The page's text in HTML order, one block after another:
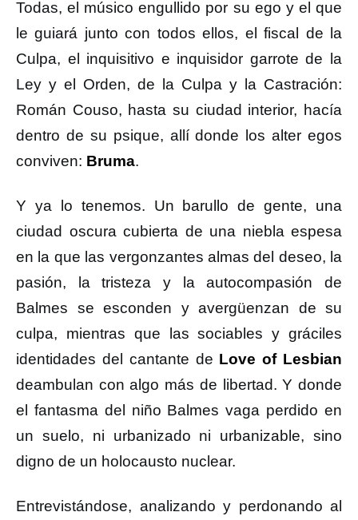
Todas, el músico engullido por su ego y el que
le guiará junto con todos ellos, el fiscal de la
Culpa, el inquisitivo e inquisidor garrote de la
Ley y el Orden, de la Culpa y la Castración:
Román Couso, hasta su ciudad interior, hacía
dentro de su psique, allí donde los alter egos
conviven: Bruma.
Y ya lo tenemos. Un barullo de gente, una
ciudad oscura cubierta de una niebla espesa
en la que las vergonzantes almas del deseo, la
pasión, la tristeza y la autocompasión de
Balmes se esconden y avergüenzan de su
culpa, mientras que las sociables y gráciles
identidades del cantante de Love of Lesbian
deambulan con algo más de libertad. Y donde
el fantasma del niño Balmes vaga perdido en
un suelo, ni urbanizado ni urbanizable, sino
digno de un holocausto nuclear.
Entrevistándose, analizando y perdonando al